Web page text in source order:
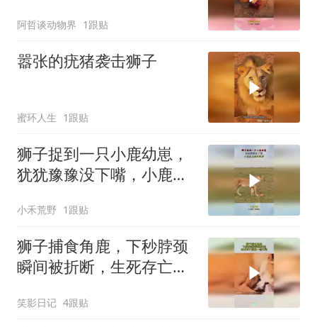
阿哲谈动物界 1跟贴
嚣张的疣猪袭击狮子
蜜环人生 1跟贴
狮子捉到一只小鹿幼崽，
犹犹豫豫没下嘴，小鹿差
小禾荒野 1跟贴
狮子捕食角鹿，下秒脖颈
瞬间被折断，生死存亡就
笑影日记 4跟贴